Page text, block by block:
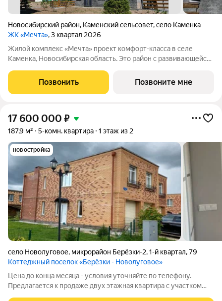
Новосибирский район, Каменский сельсовет,село Каменка
ЖК «Мечта», 3 квартал 2026
Жилой комплекс «Мечта» проект комфорт-класса в селе
Каменка, Новосибирская область. Это район с развивающейся
сад, магазины и аптека в 5 минутах на машине. До торговых
Позвонить Позвоните мне
17 600 000 ₽
187,9 м² 5-комн. квартира 1 этаж из 2
новостройка
село Новолуговое, микрорайон Берёзки-2,1-й квартал,79
Коттеджный поселок «Берёзки - Новолуговое»
Цена до конца месяца - условия уточняйте по телефону.
Предлагается к продаже двух этажная квартира с участком